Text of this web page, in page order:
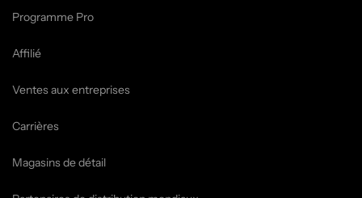
Programme Pro
Affilié
Ventes aux entreprises
Carrières
Magasins de détail